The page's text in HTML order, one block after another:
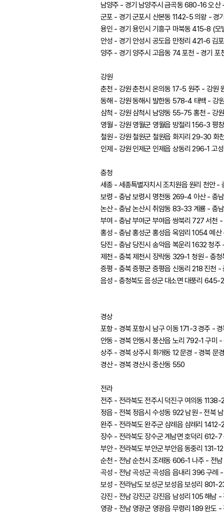
남양주 - 경기 남양주시 금곡동 680-16 오
군포 - 경기 군포시 산본동 1142-5 의왕 -
용인 - 경기 용인시 기흥구 마북동 415-8 (
안성 - 경기 안성시 공도읍 만정리 421-6 김
양주 - 경기 양주시 고읍동 74 포천 - 경기
강원
춘천 - 강원 춘천시 온의동 17-5 원주 - 강원
동해 - 강원 동해시 발한동 578-4 태백 - 강
삼척 - 강원 삼척시 남양동 55-75 홍천 - 강
영월 - 강원 영월군 영월읍 방절리 156-3 평
철원 - 강원 철원군 철원읍 화지리 29-30 화
인제 - 강원 인제군 인제읍 상동리 296-1 고
충청
세종 - 세종특별자치시 조치원읍 원리 천안
보령 - 충남 보령시 명천동 269-4 아산 - 충
논산 - 충남 논산시 취암동 83-33 계룡 - 충
부여 - 충남 부여군 부여읍 쌍북리 727 서천
홍성 - 충남 홍성군 홍성읍 옥암리 1054 예
당진 - 충남 당진시 송악읍 복운리 1632 청
제천 - 충북 제천시 장락동 329-1 청원 - 충
증평 - 충북 증평군 증평읍 신동리 218 진천
음성 - 충청북도 음성군 대소면 대풍리 645-
경상
포항 - 경북 포항시 남구 이동 171-3 경주 -
안동 - 경북 안동시 풍산읍 노리 792-1 구미
상주 - 경북 상주시 화개동 12 문경 - 경북 문
경산 - 경북 경산시 중산동 550
전라
전주 - 전라북도 전주시 덕진구 여의동
정읍 - 전북 정읍시 수성동 922 남원 - 전북
완주 - 전라북도 완주군 삼례읍 삼례리
장수 - 전라북도 장수군 계남면 호덕리 612-
부안 - 전라북도 부안군 부안읍 동중리 131-
순천 - 전남 순천시 조례동 606-1 나주 - 전
곡성 - 전남 곡성군 곡성읍 읍내리 396 구례
보성 - 전라남도 보성군 보성읍 보성리 801-
강진 - 전남 강진군 강진읍 남성리 105 해남
영광 - 전남 영광군 영광읍 무령리 189 완도